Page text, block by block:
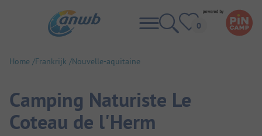
Home Frankrijk Nouvelle-aquitaine
Camping Naturiste Le
Coteau de l'Herm